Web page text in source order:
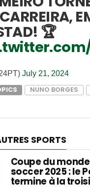
🏆
July 21, 2024
NUNO BORGES
SPORTS
Coupe du
soccer 2025 : le
termine à la